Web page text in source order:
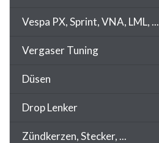
Vespa PX, Sprint, VNA, LML, ...
Vergaser Tuning
Düsen
Drop Lenker
Zündkerzen, Stecker, ...